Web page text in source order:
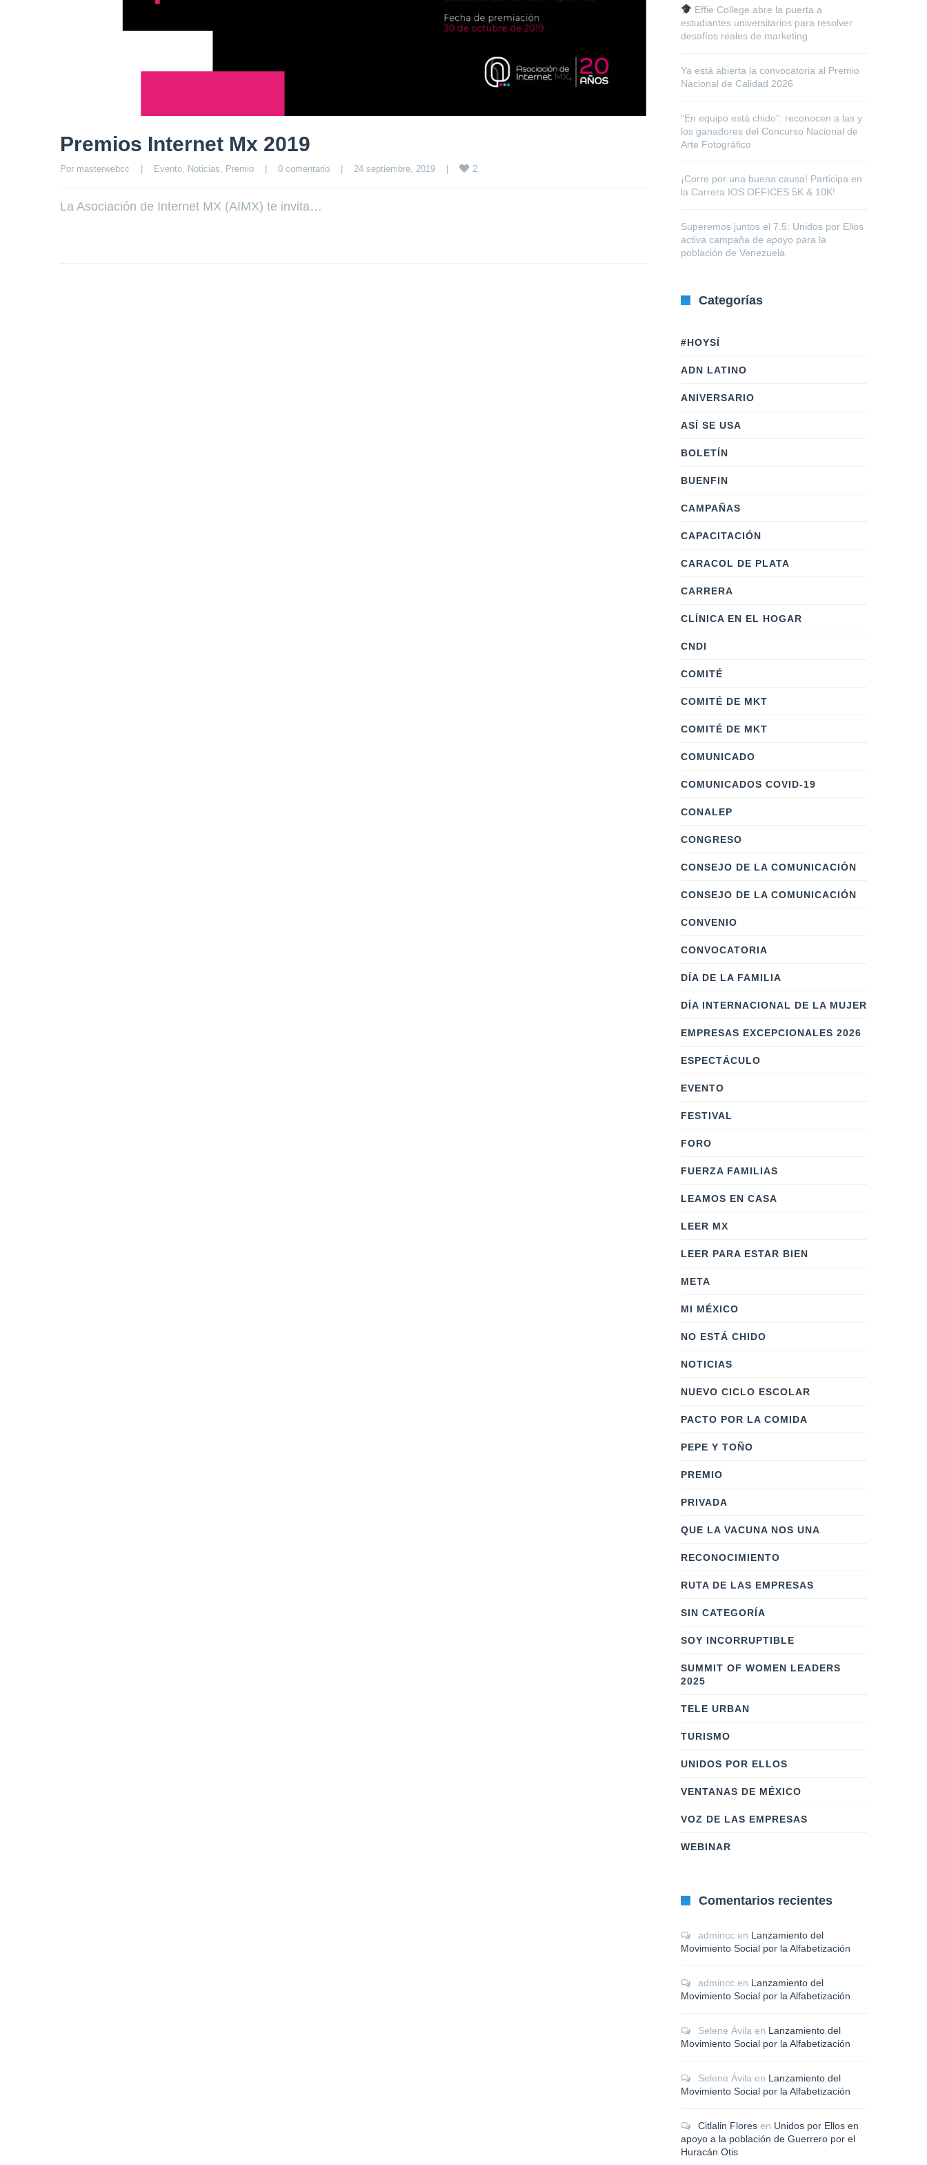
Premios Internet Mx 2019
Por masterwebcc Evento, Noticias, Premio 0 comentario 24 septiembre, 2019 2
La Asociación de Internet MX (AIMX) te invita…
Effie College abre la puerta a
estudiantes universitarios para resolver
desafíos reales de marketing
Ya está abierta la convocatoria al Premio
Nacional de Calidad 2026
“En equipo está chido”: reconocen a las y
los ganadores del Concurso Nacional de
Arte Fotográfico
¡Corre por una buena causa! Participa en
la Carrera IOS OFFICES 5K & 10K!
Superemos juntos el 7.5: Unidos por Ellos
activa campaña de apoyo para la
población de Venezuela
Categorías
#HOYSÍ
ADN LATINO
ANIVERSARIO
ASÍ SE USA
BOLETÍN
BUENFIN
CAMPAÑAS
CAPACITACIÓN
CARACOL DE PLATA
CARRERA
CLÍNICA EN EL HOGAR
CNDI
COMITÉ
COMITÉ DE MKT
COMITÉ DE MKT
COMUNICADO
COMUNICADOS COVID-19
CONALEP
CONGRESO
CONSEJO DE LA COMUNICACIÓN
CONSEJO DE LA COMUNICACIÓN
CONVENIO
CONVOCATORIA
DÍA DE LA FAMILIA
DÍA INTERNACIONAL DE LA MUJER
EMPRESAS EXCEPCIONALES 2026
ESPECTÁCULO
EVENTO
FESTIVAL
FORO
FUERZA FAMILIAS
LEAMOS EN CASA
LEER MX
LEER PARA ESTAR BIEN
META
MI MÉXICO
NO ESTÁ CHIDO
NOTICIAS
NUEVO CICLO ESCOLAR
PACTO POR LA COMIDA
PEPE Y TOÑO
PREMIO
PRIVADA
QUE LA VACUNA NOS UNA
RECONOCIMIENTO
RUTA DE LAS EMPRESAS
SIN CATEGORÍA
SOY INCORRUPTIBLE
SUMMIT OF WOMEN LEADERS
2025
TELE URBAN
TURISMO
UNIDOS POR ELLOS
VENTANAS DE MÉXICO
VOZ DE LAS EMPRESAS
WEBINAR
Comentarios recientes
admincc en Lanzamiento del
Movimiento Social por la Alfabetización
admincc en Lanzamiento del
Movimiento Social por la Alfabetización
Selene Ávila en Lanzamiento del
Movimiento Social por la Alfabetización
Selene Ávila en Lanzamiento del
Movimiento Social por la Alfabetización
Citlalin Flores en Unidos por Ellos en
apoyo a la población de Guerrero por el
Huracán Otis